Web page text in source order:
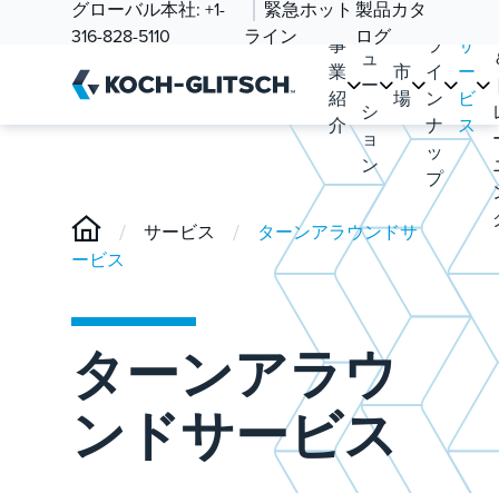
グローバル本社: +1-
316-828-5110
緊急ホット
ライン
製品カタ
ログ
事
業
紹
介
リ
ュ
ー
シ
ョ
ン
市
場
ラ
イ
ン
ナ
ッ
プ
サ
ー
ビ
ス
/ サービス /
ターンアラウンドサ
ービス
ターンアラウ
ンドサービス